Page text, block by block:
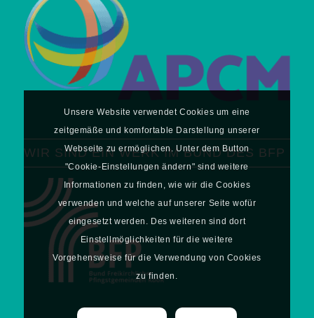
WIR SIND EIN WERK IM BUND DES BFP
Unsere Website verwendet Cookies um eine
zeitgemäße und komfortable Darstellung unserer
Webseite zu ermöglichen. Unter dem Button
"Cookie-Einstellungen ändern" sind weitere
Informationen zu finden, wie wir die Cookies
verwenden und welche auf unserer Seite wofür
eingesetzt werden. Des weiteren sind dort
Einstellmöglichkeiten für die weitere
Vorgehensweise für die Verwendung von Cookies
zu finden.